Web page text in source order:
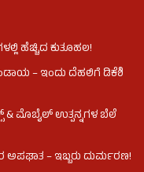
ಹೆಚ್ಚಿದ ಕುತೂಹಲ!
– ಇಂದು ದೆಹಲಿಗೆ ಡಿಕೆಶಿ
& ಮೊಬೈಲ್ ಉತ್ಪನ್ನಗಳ ಬೆಲೆ
ಅಪಘಾತ – ಇಬ್ಬರು ದುರ್ಮರಣ!